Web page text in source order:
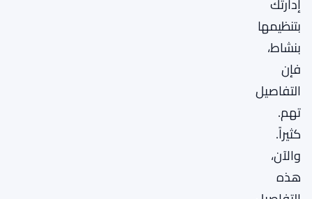
بتنظيمها
بنشاط،
فإن
التفاصيل
تهم.
كثيراً.
والآن،
هذه